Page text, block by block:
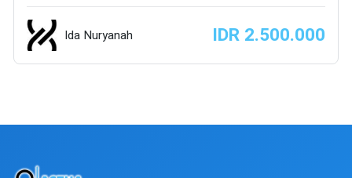
Ida Nuryanah IDR 2.500.000